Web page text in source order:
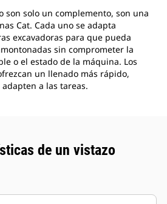
son solo un complemento, son una
Cat. Cada uno se adapta
excavadoras para que pueda
sin comprometer la
o el estado de la máquina. Los
un llenado más rápido,
a las tareas.
de un vistazo